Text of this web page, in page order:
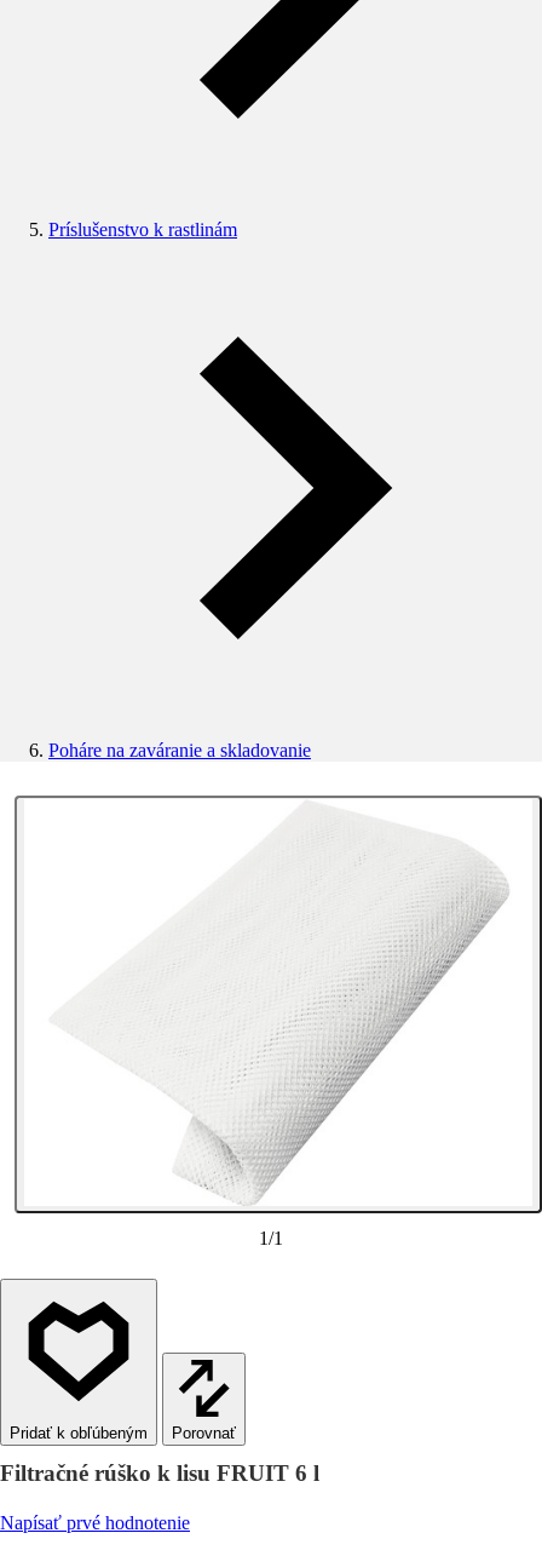
Príslušenstvo k rastlinám
Poháre na zaváranie a skladovanie
1/1
Porovnať
Filtračné rúško k lisu FRUIT 6 l
Napísať prvé hodnotenie